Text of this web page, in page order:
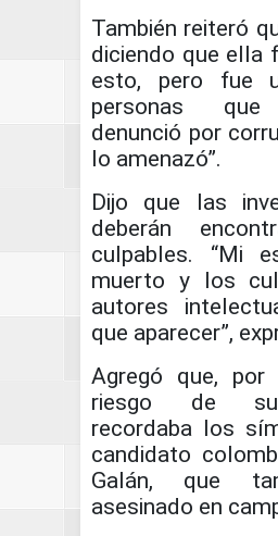
También reiteró
diciendo que ella
esto, pero fue
personas que
denunció por
lo amenazó”.
Dijo que las
deberán
culpables. “Mi
muerto y los
autores
que aparecer”,
Agregó que,
riesgo de su
recordaba los
candidato
Galán, que
asesinado en